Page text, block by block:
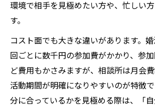
徴
婚活パーティーでの結婚相談
パーティーでヤリモク男性を
コミュニケーション力を上げ
ト
環境で相手を見極めたい方や、忙しい
す。
コスト面でも大きな違いがあります。
回ごとに数千円の参加費がかかり、参
ど費用もかさみますが、相談所は月会費
活動期間が明確になりやすいのが特徴
分に合っているかを見極める際は、「